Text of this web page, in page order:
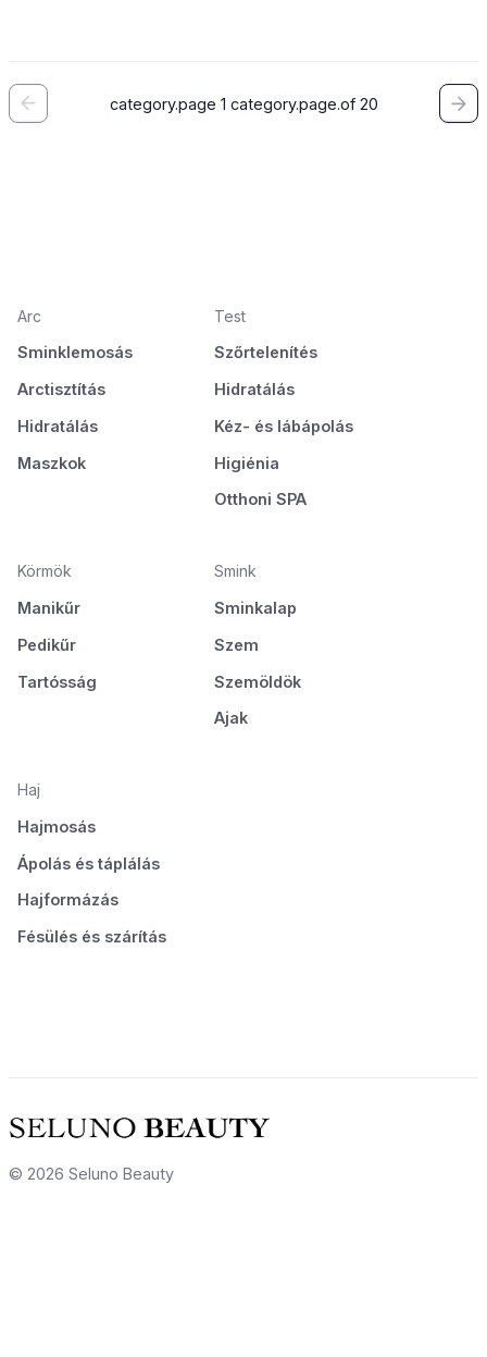
category.page 1 category.page.of 20
Arc
Sminklemosás
Arctisztítás
Hidratálás
Maszkok
Test
Szőrtelenítés
Hidratálás
Kéz- és lábápolás
Higiénia
Otthoni SPA
Körmök
Manikűr
Pedikűr
Tartósság
Smink
Sminkalap
Szem
Szemöldök
Ajak
Haj
Hajmosás
Ápolás és táplálás
Hajformázás
Fésülés és szárítás
© 2026 Seluno Beauty